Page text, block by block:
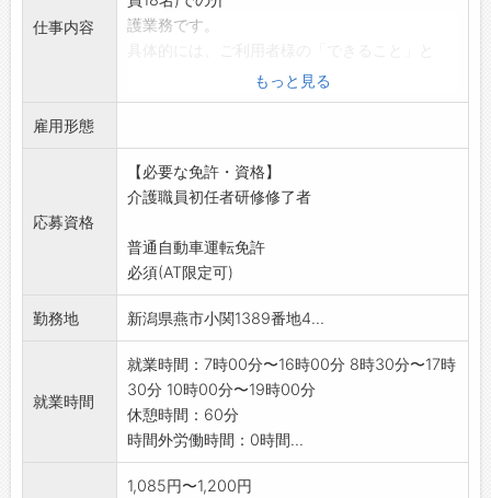
仕事内容
護業務です。
「やりたいこと」を日
常生活の様々な活動(買い物、食事作り、掃除、
手入れなど)に結びつけ、それらを職員が一緒に
行うことで認知症
の緩和を図ります。小規模で家庭的な環境なの
が行き届き、心にゆとりを持って介護できま
す。
未経験方/ブランクのある方、良質な動画研修に
加えて、先輩職員
す。
*応募前職場見学希望の方はハローワークへご相
談下さい。
変更範囲:法人の定める業務
もっと見る
雇用形態
応募資格
【必要な免許・資格】
介護職員初任者研修修了者
普通自動車運転免許
必須(AT限定可)
勤務地 新潟県燕市小関1389番地4...
就業時間
就業時間：7時00分〜16時00分 8時30分〜17時
30分 10時00分〜19時00分
休憩時間：60分
時間外労働時間：0時間...
1,085円〜1,200円